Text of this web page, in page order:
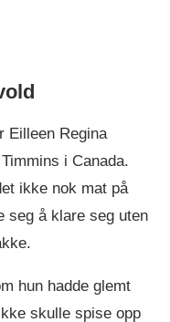
Eilleen Regina
i Canada.
ikke nok mat på
seg å klare seg uten
hun hadde glemt
skulle spise opp